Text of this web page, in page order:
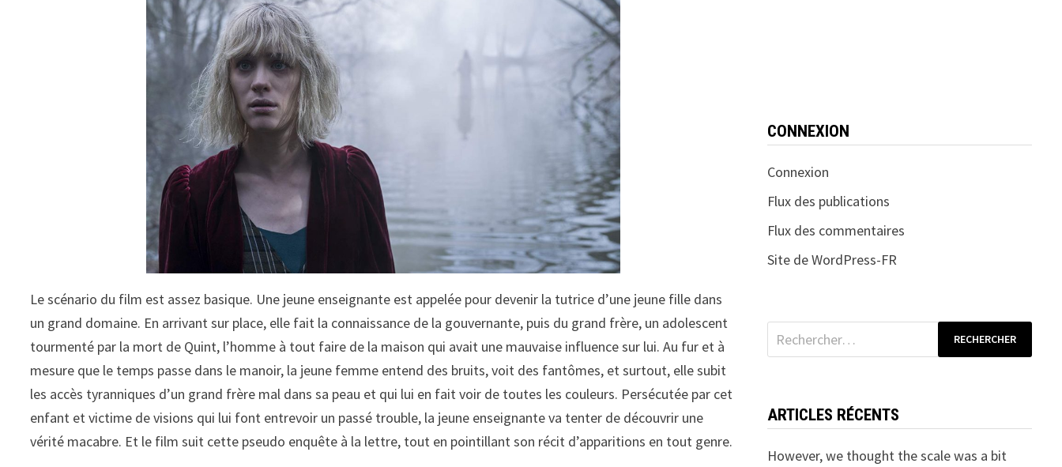
Le scénario du film est assez basique. Une jeune enseignante est appelée pour devenir la tutrice d’une jeune fille dans
un grand domaine. En arrivant sur place, elle fait la connaissance de la gouvernante, puis du grand frère, un adolescent
tourmenté par la mort de Quint, l’homme à tout faire de la maison qui avait une mauvaise influence sur lui. Au fur et à
mesure que le temps passe dans le manoir, la jeune femme entend des bruits, voit des fantômes, et surtout, elle subit
les accès tyranniques d’un grand frère mal dans sa peau et qui lui en fait voir de toutes les couleurs. Persécutée par cet
enfant et victime de visions qui lui font entrevoir un passé trouble, la jeune enseignante va tenter de découvrir une
vérité macabre. Et le film suit cette pseudo enquête à la lettre, tout en pointillant son récit d’apparitions en tout genre.
CONNEXION
Connexion
Flux des publications
Flux des commentaires
Site de WordPress-FR
Rechercher :
ARTICLES RÉCENTS
However, we thought the scale was a bit